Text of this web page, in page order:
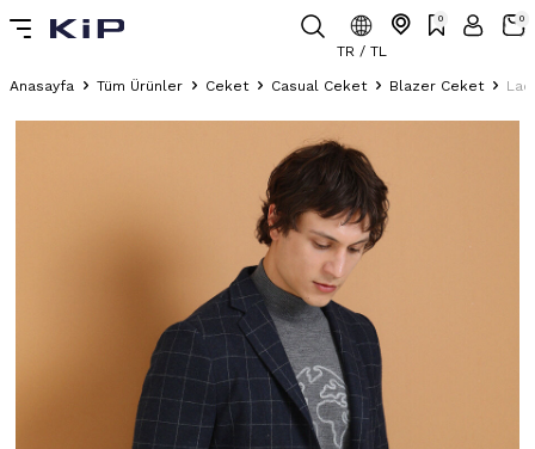
TR / TL
0 0
Anasayfa Tüm Ürünler Ceket Casual Ceket Blazer Ceket